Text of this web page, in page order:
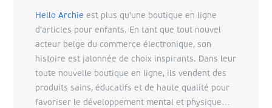
Hello Archie est plus qu'une boutique en ligne
d'articles pour enfants. En tant que tout nouvel
acteur belge du commerce électronique, son
histoire est jalonnée de choix inspirants. Dans leur
toute nouvelle boutique en ligne, ils vendent des
produits sains, éducatifs et de haute qualité pour
favoriser le développement mental et physique